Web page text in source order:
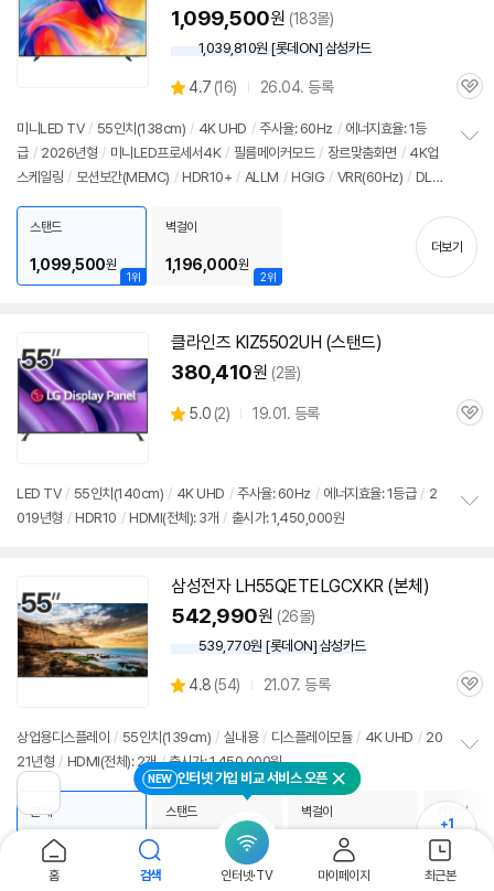
1,099,500원 (183몰)
1,039,810원 [롯데ON] 삼성카드
별
점
4.7 (상
리
뷰
16) 26.04. 등록
관
미니LED TV / 55인치 (138cm) / 4KUHD / 주사율: 60Hz / 에너지효율: 1등
급 / 2026년형 / 미니LED프로세서 4K / 필름메이커모드 / 장르맞춤화면 / 4K업
스케일링 / 모션보간(MEMC) / HDR10+ / ALLM / HGIG / VRR(60Hz) / DL
기
1위
스탠드
1,099,500원
2위
벽걸이
1,196,000원
더보기
클라인즈 KIZ5502UH (스탠드)
380,410원 (2몰)
별
5.0 (상
뷰
2) 19.01. 등록
관
LED TV / 55인치 (140cm) / 4KUHD / 주사율: 60Hz / 에너지효율: 1등급 / 2
019년형 / HDR10 / HDMI(전체): 3개 / 출시가: 1,450,000원
삼성전자 LH55QETELGCXKR (본체)
542,990원 (26몰)
539,770원 [롯데ON] 삼성카드
별
4.8 (상
리
뷰
54) 21.07. 등록
관
상업용디스플레이 / 55인치 (139cm) / 실내용 / 디스플레이모듈 / 4KUHD / 20
21년형 / HDMI(전체): 2개 / 출시가: 1,450,000원
치
본체
542,990
2위
스탠드
576,000 원
벽걸이
618,990
천장형
+1
더보기
전
페
이
지
NEW 인터넷 가입 비교 서비스 오픈 닫기
홈 검색 인터넷·TV 마이페이지 최근본